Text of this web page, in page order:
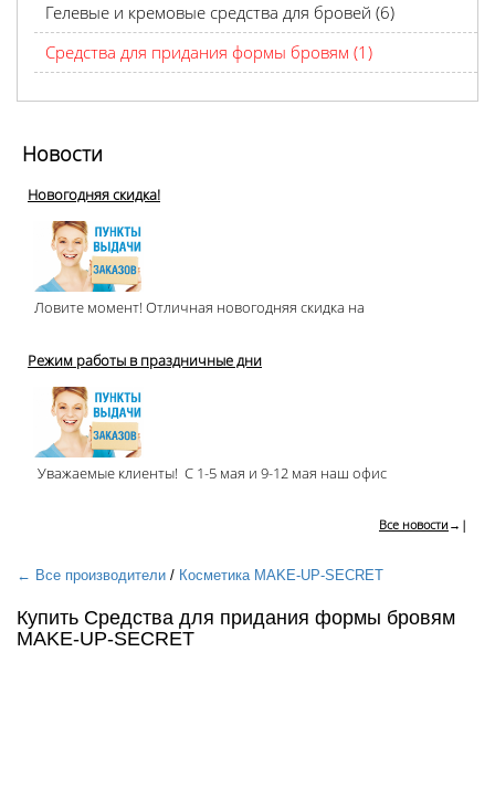
Гелевые и кремовые средства для бровей (6)
Средства для придания формы бровям (1)
Новости
Новогодняя скидка!
Ловите момент! Отличная новогодняя скидка на
Режим работы в праздничные дни
Уважаемые клиенты! С 1-5 мая и 9-12 мая наш офис
Все новости →|
← Все производители / Косметика MAKE-UP-SECRET
Купить Средства для придания формы бровям
MAKE-UP-SECRET